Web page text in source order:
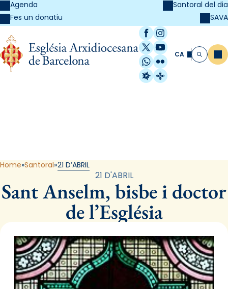
Agenda
Fes un donatiu
Santoral del dia
SAVA
Facebook
Instagram
X / Twitter
YouTube
WhatsApp
Flickr
Radio Estel
Catalunya
CA Cerca
Home Santoral 21 D’ABRIL
21 D'ABRIL
Sant Anselm, bisbe i doctor
de l’Església